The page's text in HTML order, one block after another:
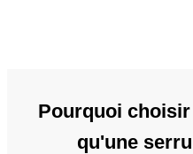
Pourquoi
qu'une